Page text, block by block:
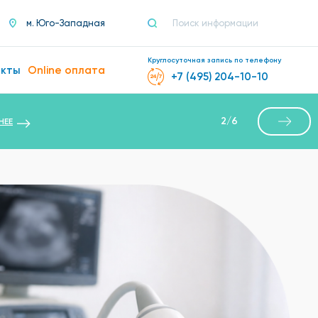
м. Юго-Западная
Online оплата
Круглосуточная запись по телефону
+7 (495) 204-10-10
2/6